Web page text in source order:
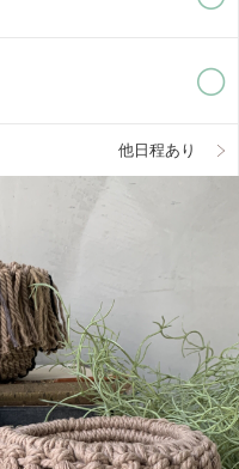
他日程あり